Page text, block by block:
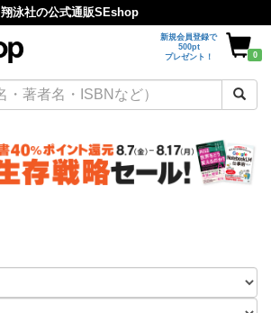
翔泳社の公式通販SEshop
新規会員登録で
500pt
プレゼント！
0